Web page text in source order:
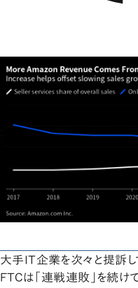
大手IT企業を次々と提訴
FTCは「連戦連敗」を続け